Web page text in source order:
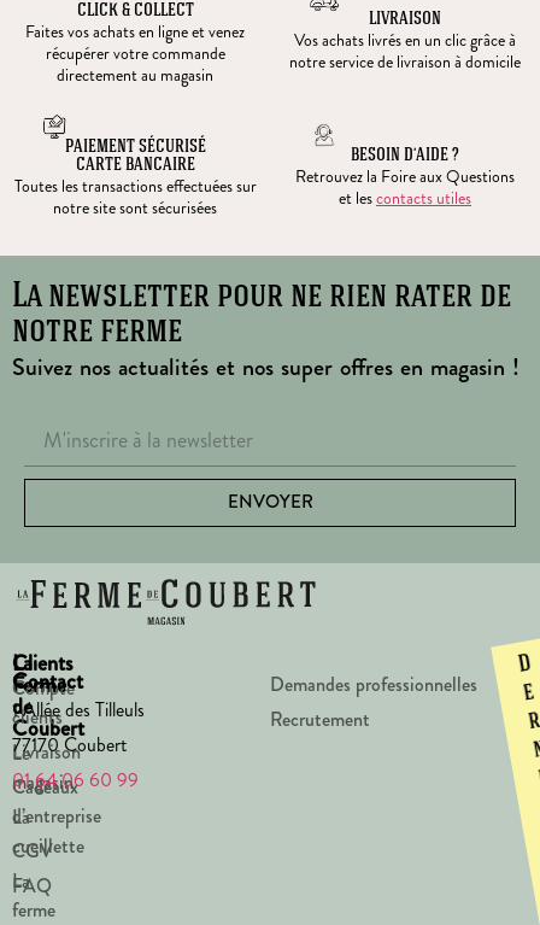
CLICK & COLLECT
Faites vos achats en ligne et venez
récupérer votre commande
directement au magasin
LIVRAISON
Vos achats livrés en un clic grâce à
notre service de livraison à domicile
PAIEMENT SÉCURISÉ
CARTE BANCAIRE
Toutes les transactions effectuées sur
notre site sont sécurisées
BESOIN D’AIDE ?
Retrouvez la Foire aux Questions
et lescontacts utiles
La newsletter pour ne rien rater de
notre ferme
Suivez nos actualités et nos super offres en magasin !
ENVOYER
La
Ferme
de
Coubert
Le
magasin
La
cueillette
La
ferme
Clients
Compte
clients
Livraison
Cadeaux
d’entreprise
CGV
FAQ
Contact
1 Allée des Tilleuls
77170 Coubert
01 64 06 60 99
Demandes professionnelles
Recrutement
D
e